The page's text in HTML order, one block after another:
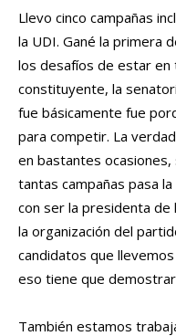
Llevo cinco campañas
la UDI. Gané la primera
los desafíos de estar en
constituyente, la
fue básicamente fue
para competir. La
en bastantes ocasiones,
tantas campañas pasa
con ser la presidenta
la organización del
candidatos que
eso tiene que
También estamos